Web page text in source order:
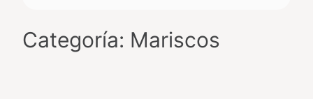
Categoría: Mariscos